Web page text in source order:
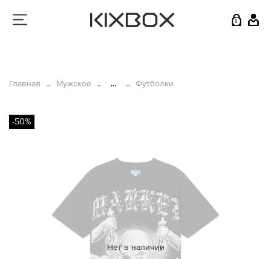
0
Главная Мужское ... Футболки
Нет в наличии
-50%